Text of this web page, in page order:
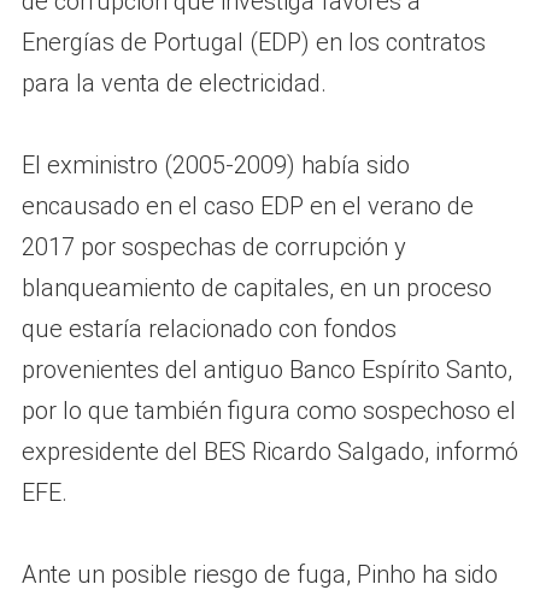
Energías de Portugal (EDP) en los contratos
para la venta de electricidad.
El exministro (2005-2009) había sido
encausado en el caso EDP en el verano de
2017 por sospechas de corrupción y
blanqueamiento de capitales, en un proceso
que estaría relacionado con fondos
provenientes del antiguo Banco Espírito Santo,
por lo que también figura como sospechoso el
expresidente del BES Ricardo Salgado, informó
EFE.
Ante un posible riesgo de fuga, Pinho ha sido